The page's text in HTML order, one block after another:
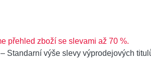
přehled zboží se slevami až 70 %.
– Standarní výše slevy výprodejových